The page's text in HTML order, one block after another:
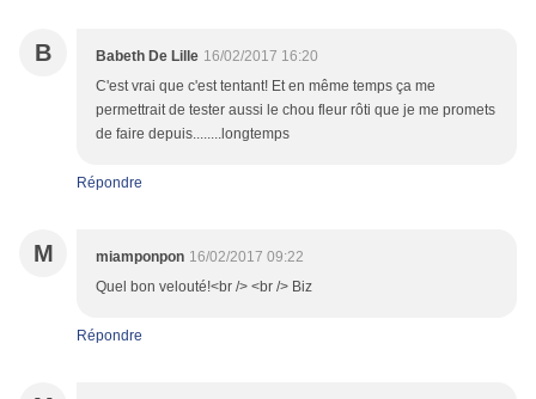
B Babeth De Lille 16/02/2017 16:20
C'est vrai que c'est tentant! Et en même temps ça me
permettrait de tester aussi le chou fleur rôti que je me promets
de faire depuis........longtemps
Répondre
M miamponpon 16/02/2017 09:22
Quel bon velouté!<br /> <br /> Biz
Répondre